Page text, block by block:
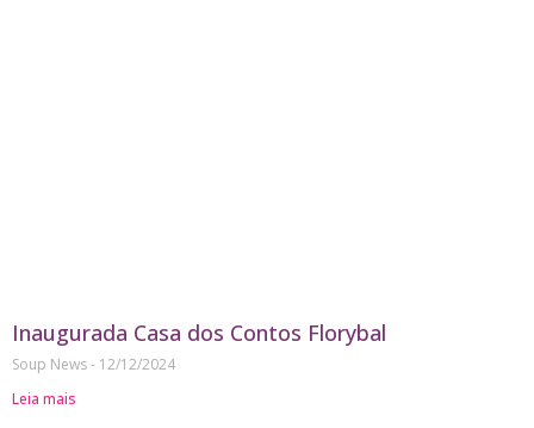
Inaugurada Casa dos Contos Florybal
Soup News
12/12/2024
Leia mais